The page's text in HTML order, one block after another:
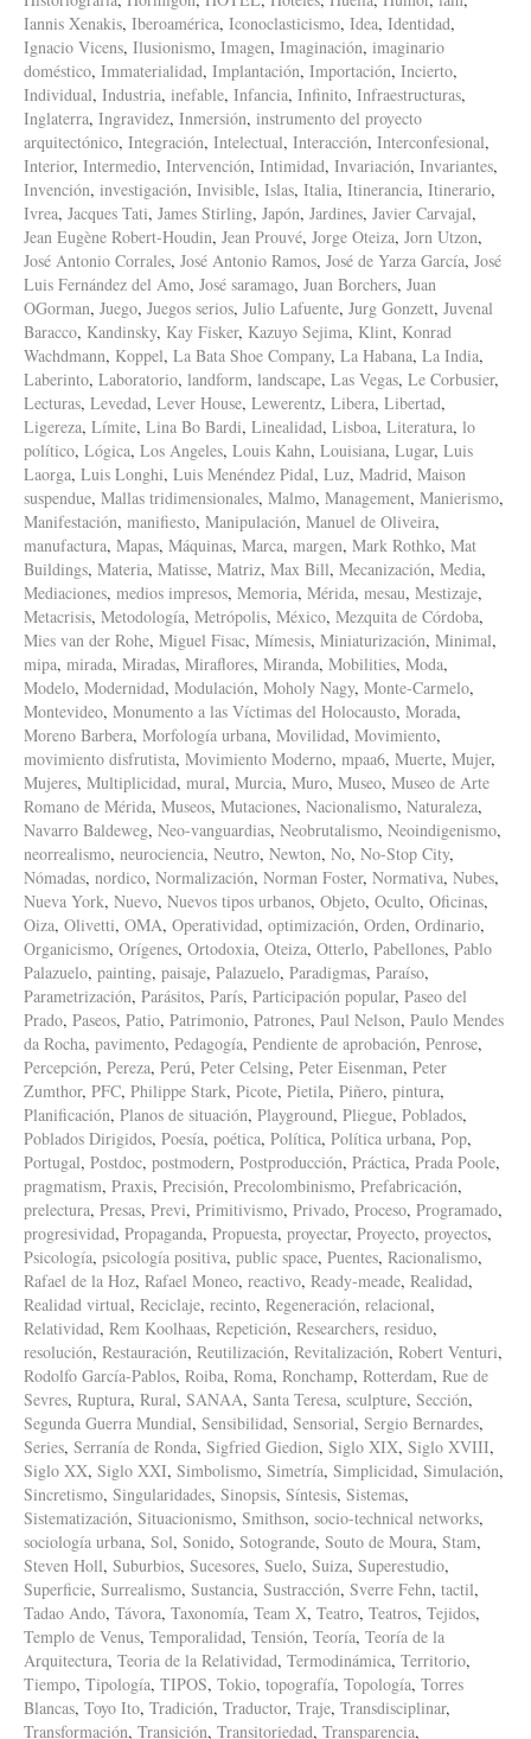
Iannis Xenakis, Iberoamérica, Iconoclasticismo, Idea, Identidad,
Ignacio Vicens, Ilusionismo, Imagen, Imaginación, imaginario
doméstico, Immaterialidad, Implantación, Importación, Incierto,
Individual, Industria, inefable, Infancia, Infinito, Infraestructuras,
Inglaterra, Ingravidez, Inmersión, instrumento del proyecto
arquitectónico, Integración, Intelectual, Interacción, Interconfesional,
Interior, Intermedio, Intervención, Intimidad, Invariación, Invariantes,
Invención, investigación, Invisible, Islas, Italia, Itinerancia, Itinerario,
Ivrea, Jacques Tati, James Stirling, Japón, Jardines, Javier Carvajal,
Jean Eugène Robert-Houdin, Jean Prouvé, Jorge Oteiza, Jorn Utzon,
José Antonio Corrales, José Antonio Ramos, José de Yarza García, José
Luis Fernández del Amo, José saramago, Juan Borchers, Juan
OGorman, Juego, Juegos serios, Julio Lafuente, Jurg Gonzett, Juvenal
Baracco, Kandinsky, Kay Fisker, Kazuyo Sejima, Klint, Konrad
Wachdmann, Koppel, La Bata Shoe Company, La Habana, La India,
Laberinto, Laboratorio, landform, landscape, Las Vegas, Le Corbusier,
Lecturas, Levedad, Lever House, Lewerentz, Libera, Libertad,
Ligereza, Límite, Lina Bo Bardi, Linealidad, Lisboa, Literatura, lo
político, Lógica, Los Angeles, Louis Kahn, Louisiana, Lugar, Luis
Laorga, Luis Longhi, Luis Menéndez Pidal, Luz, Madrid, Maison
suspendue, Mallas tridimensionales, Malmo, Management, Manierismo,
Manifestación, manifiesto, Manipulación, Manuel de Oliveira,
manufactura, Mapas, Máquinas, Marca, margen, Mark Rothko, Mat
Buildings, Materia, Matisse, Matriz, Max Bill, Mecanización, Media,
Mediaciones, medios impresos, Memoria, Mérida, mesau, Mestizaje,
Metacrisis, Metodología, Metrópolis, México, Mezquita de Córdoba,
Mies van der Rohe, Miguel Fisac, Mímesis, Miniaturización, Minimal,
mipa, mirada, Miradas, Miraflores, Miranda, Mobilities, Moda,
Modelo, Modernidad, Modulación, Moholy Nagy, Monte-Carmelo,
Montevideo, Monumento a las Víctimas del Holocausto, Morada,
Moreno Barbera, Morfología urbana, Movilidad, Movimiento,
movimiento disfrutista, Movimiento Moderno, mpaa6, Muerte, Mujer,
Mujeres, Multiplicidad, mural, Murcia, Muro, Museo, Museo de Arte
Romano de Mérida, Museos, Mutaciones, Nacionalismo, Naturaleza,
Navarro Baldeweg, Neo-vanguardias, Neobrutalismo, Neoindigenismo,
neorrealismo, neurociencia, Neutro, Newton, No, No-Stop City,
Nómadas, nordico, Normalización, Norman Foster, Normativa, Nubes,
Nueva York, Nuevo, Nuevos tipos urbanos, Objeto, Oculto, Oficinas,
Oiza, Olivetti, OMA, Operatividad, optimización, Orden, Ordinario,
Organicismo, Orígenes, Ortodoxia, Oteiza, Otterlo, Pabellones, Pablo
Palazuelo, painting, paisaje, Palazuelo, Paradigmas, Paraíso,
Parametrización, Parásitos, París, Participación popular, Paseo del
Prado, Paseos, Patio, Patrimonio, Patrones, Paul Nelson, Paulo Mendes
da Rocha, pavimento, Pedagogía, Pendiente de aprobación, Penrose,
Percepción, Pereza, Perú, Peter Celsing, Peter Eisenman, Peter
Zumthor, PFC, Philippe Stark, Picote, Pietila, Piñero, pintura,
Planificación, Planos de situación, Playground, Pliegue, Poblados,
Poblados Dirigidos, Poesía, poética, Política, Política urbana, Pop,
Portugal, Postdoc, postmodern, Postproducción, Práctica, Prada Poole,
pragmatism, Praxis, Precisión, Precolombinismo, Prefabricación,
prelectura, Presas, Previ, Primitivismo, Privado, Proceso, Programado,
progresividad, Propaganda, Propuesta, proyectar, Proyecto, proyectos,
Psicología, psicología positiva, public space, Puentes, Racionalismo,
Rafael de la Hoz, Rafael Moneo, reactivo, Ready-meade, Realidad,
Realidad virtual, Reciclaje, recinto, Regeneración, relacional,
Relatividad, Rem Koolhaas, Repetición, Researchers, residuo,
resolución, Restauración, Reutilización, Revitalización, Robert Venturi,
Rodolfo García-Pablos, Roiba, Roma, Ronchamp, Rotterdam, Rue de
Sevres, Ruptura, Rural, SANAA, Santa Teresa, sculpture, Sección,
Segunda Guerra Mundial, Sensibilidad, Sensorial, Sergio Bernardes,
Series, Serranía de Ronda, Sigfried Giedion, Siglo XIX, Siglo XVIII,
Siglo XX, Siglo XXI, Simbolismo, Simetría, Simplicidad, Simulación,
Sincretismo, Singularidades, Sinopsis, Síntesis, Sistemas,
Sistematización, Situacionismo, Smithson, socio-technical networks,
sociología urbana, Sol, Sonido, Sotogrande, Souto de Moura, Stam,
Steven Holl, Suburbios, Sucesores, Suelo, Suiza, Superestudio,
Superficie, Surrealismo, Sustancia, Sustracción, Sverre Fehn, tactil,
Tadao Ando, Távora, Taxonomía, Team X, Teatro, Teatros, Tejidos,
Templo de Venus, Temporalidad, Tensión, Teoría, Teoría de la
Arquitectura, Teoria de la Relatividad, Termodinámica, Territorio,
Tiempo, Tipología, TIPOS, Tokio, topografía, Topología, Torres
Blancas, Toyo Ito, Tradición, Traductor, Traje, Transdisciplinar,
Transformación, Transición, Transitoriedad, Transparencia,